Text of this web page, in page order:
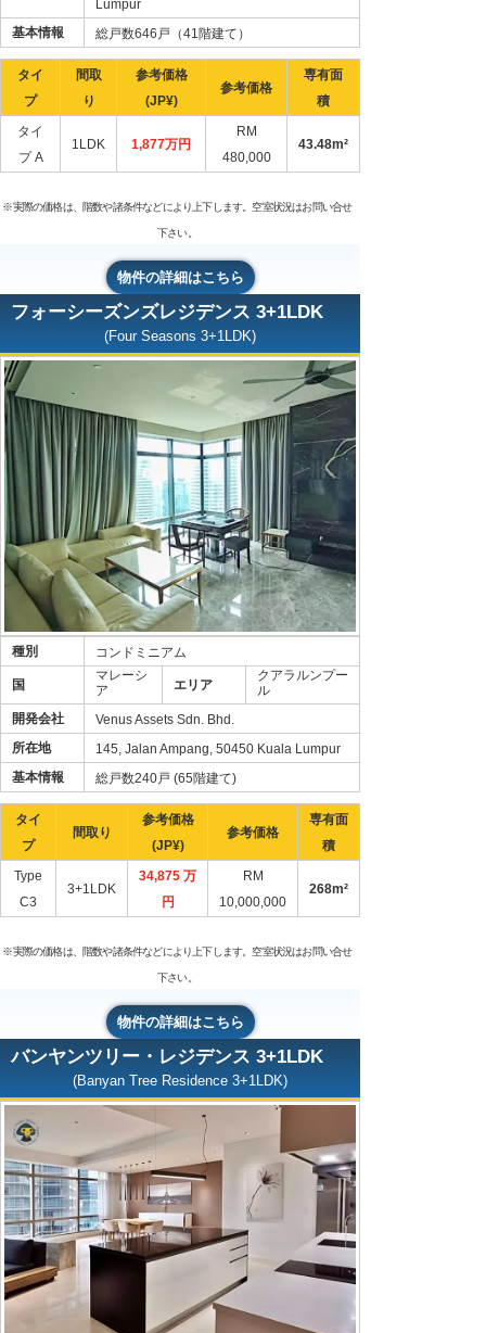
Lumpur
基本情報
総戸数646戸（41階建て）
タイ
プ
間取
り
参考価格
(JP¥)
参考価格
専有面
積
タイ
プ A
1LDK 1,877万円
RM
480,000
43.48m²
※実際の価格は、階数や諸条件などにより上下します。空室状況はお問い合せ
下さい。
物件の詳細はこちら
フォーシーズンズレジデンス 3+1LDK
(Four Seasons 3+1LDK)
種別 コンドミニアム
国
マレーシ
ア
エリア
クアラルンプー
ル
開発会社
Venus Assets Sdn. Bhd.
所在地
145, Jalan Ampang, 50450 Kuala Lumpur
基本情報
総戸数240戸 (65階建て)
タイ
プ
間取り
参考価格
(JP¥)
参考価格
専有面
積
Type
C3
3+1LDK
34,875 万
円
RM
10,000,000
268m²
※実際の価格は、階数や諸条件などにより上下します。空室状況はお問い合せ
下さい。
物件の詳細はこちら
バンヤンツリー・レジデンス 3+1LDK
(Banyan Tree Residence 3+1LDK)